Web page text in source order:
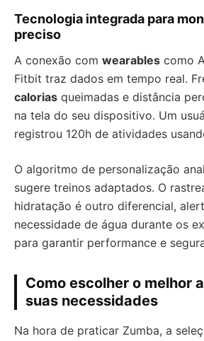
Tecnologia integrada para
preciso
A conexão com wearables como
Fitbit traz dados em tempo real.
calorias queimadas e distância
na tela do seu dispositivo. Um
registrou 120h de atividades
O algoritmo de personalização
sugere treinos adaptados. O
hidratação é outro diferencial,
necessidade de água durante os
para garantir performance e
Como escolher o melhor
suas necessidades
Na hora de praticar Zumba, a